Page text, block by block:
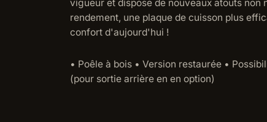
vigueur et dispose de nouveaux atouts
rendement, une plaque de cuisson plus
confort d'aujourd'hui !
• Poêle à bois • Version restaurée •
(pour sortie arrière en en option)